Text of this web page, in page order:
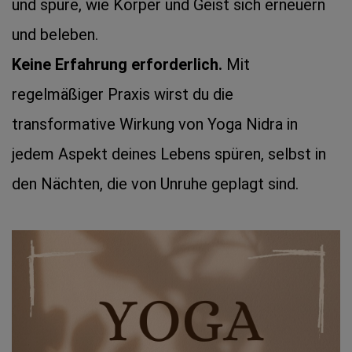
und spüre, wie Körper und Geist sich erneuern
und beleben.
Keine Erfahrung erforderlich. Mit
regelmäßiger Praxis wirst du die
transformative Wirkung von Yoga Nidra in
jedem Aspekt deines Lebens spüren, selbst in
den Nächten, die von Unruhe geplagt sind.